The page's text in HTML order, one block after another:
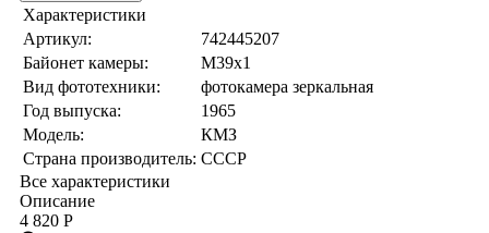
Характеристики
Артикул:
742445207
Байонет камеры:
M39x1
Вид фототехники:
фотокамера зеркальная
Год выпуска:
1965
Модель:
КМЗ
Страна производитель: СССР
Все характеристики
Описание
4 820 Р